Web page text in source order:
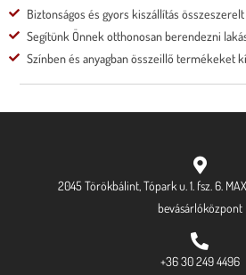
Biztonságos és gyors kiszállítás
Segítünk Önnek otthonosan berendezni
Színben és anyagban összeillő termékeket
2045 Törökbálint, Tópark u. 1. fsz. 6.
bevásárlóközpont
+36 30 249 4496